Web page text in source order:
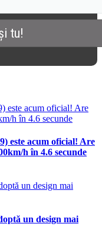
este acum oficial! Are
h în 4.6 secunde
un design mai